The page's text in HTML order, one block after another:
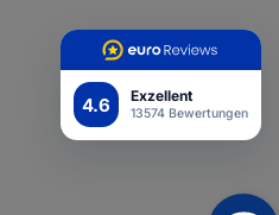
4.6 Exzellent
13574 Bewertungen